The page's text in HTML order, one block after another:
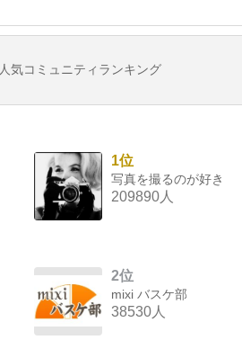
人気コミュニティランキング
1位
写真を撮るのが好き
209890人
2位
mixi バスケ部
38530人